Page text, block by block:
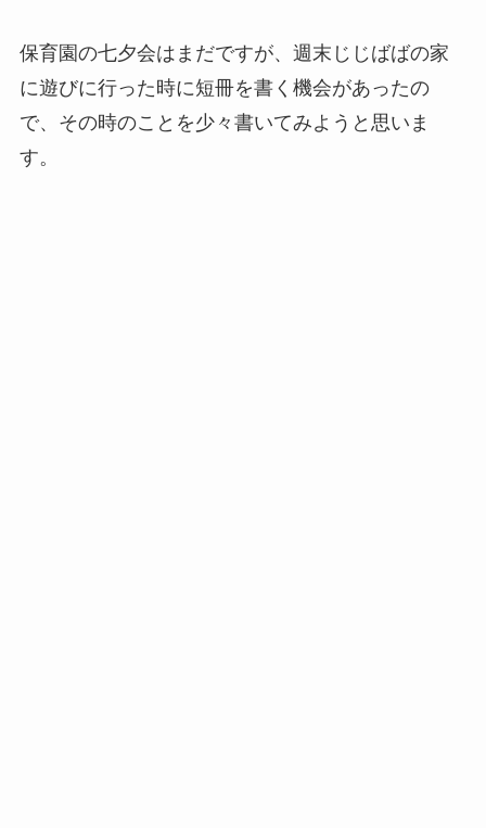
保育園の七夕会はまだですが、週末じじばばの家
に遊びに行った時に短冊を書く機会があったの
で、その時のことを少々書いてみようと思いま
す。